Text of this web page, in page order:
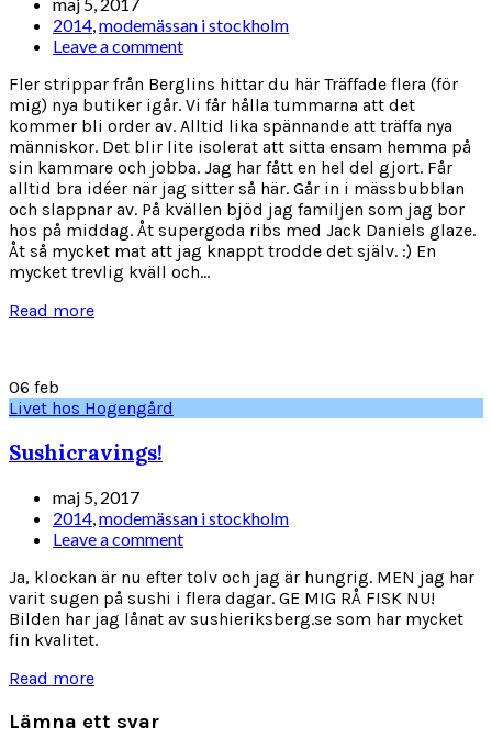
maj 5, 2017
2014,modemässan i stockholm
Leave a comment
Fler strippar från Berglins hittar du här Träffade flera (för
mig) nya butiker igår. Vi får hålla tummarna att det
kommer bli order av. Alltid lika spännande att träffa nya
människor. Det blir lite isolerat att sitta ensam hemma på
sin kammare och jobba. Jag har fått en hel del gjort. Får
alltid bra idéer när jag sitter så här. Går in i mässbubblan
och slappnar av. På kvällen bjöd jag familjen som jag bor
hos på middag. Åt supergoda ribs med Jack Daniels glaze.
Åt så mycket mat att jag knappt trodde det själv. :) En
mycket trevlig kväll och...
Read more
06 feb
Livet hos Hogengård
Sushicravings!
maj 5, 2017
2014,modemässan i stockholm
Leave a comment
Ja, klockan är nu efter tolv och jag är hungrig. MEN jag har
varit sugen på sushi i flera dagar. GE MIG RÅ FISK NU!
Bilden har jag lånat av sushieriksberg.se som har mycket
fin kvalitet.
Read more
Lämna ett svar